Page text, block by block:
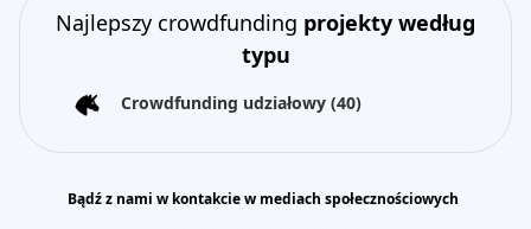
Najlepszy crowdfunding projekty według
typu
Crowdfunding udziałowy (40)
Bądź z nami w kontakcie w mediach społecznościowych